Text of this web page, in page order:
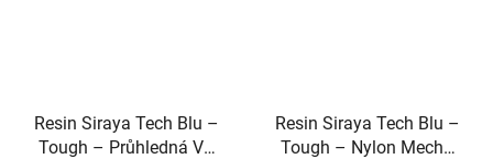
Resin Siraya Tech Blu –
Tough – Průhledná V2
Resin Siraya Tech Blu –
Tough – Nylon Mecha